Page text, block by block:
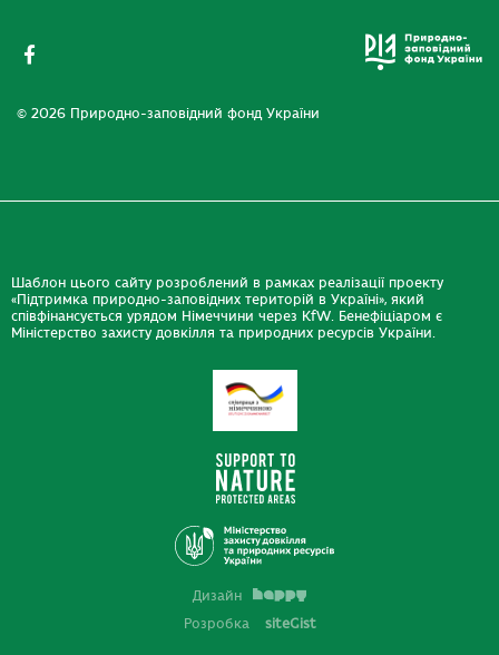
© 2026 Природно-заповідний фонд України
Шаблон цього сайту розроблений в рамках реалізації проекту
«Підтримка природно-заповідних територій в Україні», який
співфінансується урядом Німеччини через KfW. Бенефіціаром є
Міністерство захисту довкілля та природних ресурсів України.
Дизайн
Розробка
siteGist